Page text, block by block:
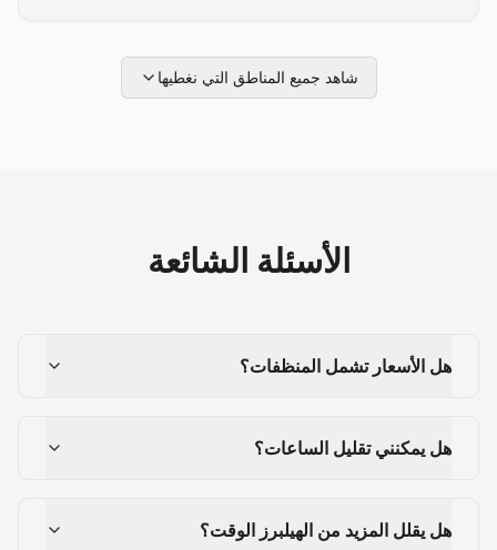
شاهد جميع المناطق التي نغطيها
الأسئلة الشائعة
هل الأسعار تشمل المنظفات؟
هل يمكنني تقليل الساعات؟
هل يقلل المزيد من الهيلبرز الوقت؟